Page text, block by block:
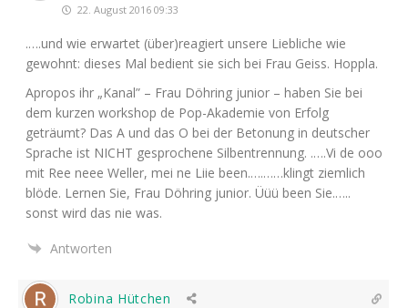
22. August 2016 09:33
.….und wie erwar­tet (über)reagiert unse­re Lieb­li­che wie
gewohnt: die­ses Mal bedient sie sich bei Frau Geiss. Hoppla.
Apro­pos ihr „Kanal” – Frau Döh­ring juni­or – haben Sie bei
dem kur­zen work­shop de Pop-Aka­de­mie von Erfolg
geträumt? Das A und das O bei der Beto­nung in deut­scher
Spra­che ist NICHT gespro­che­ne Sil­ben­tren­nung. .….Vi de ooo
mit Ree neee Wel­ler, mei ne Liie been.….……klingt ziem­lich
blö­de. Ler­nen Sie, Frau Döh­ring juni­or. Üüü been Sie.…..
sonst wird das nie was.
Antworten
Robina Hütchen